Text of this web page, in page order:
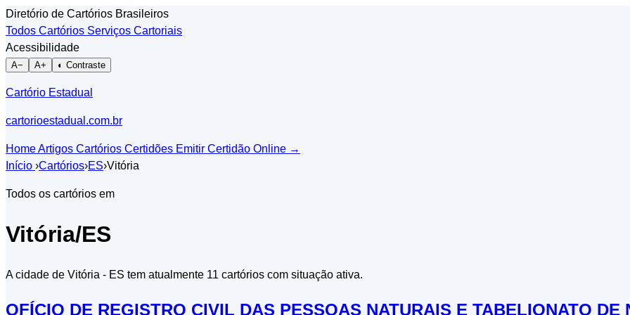
Diretório de Cartórios Brasileiros
Todos Cartórios Serviços Cartoriais
Acessibilidade
A− A+ ◐ Contraste
Cartório Estadual
cartorioestadual.com.br
HomeArtigos Cartórios Certidões Emitir Certidão Online →
Início ›Cartórios›ES›Vitória
Todos os cartórios em
Vitória/ES
A cidade de Vitória - ES tem atualmente 11 cartórios com situação ativa.
OFÍCIO DE REGISTRO CIVIL DAS PESSOAS NATURAIS E TABELIONATO DE